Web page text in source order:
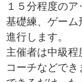
１５分程度のア
基礎練、ゲーム
進行します。
主催者は中級程
コーチなどでき